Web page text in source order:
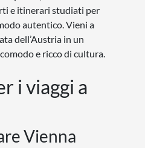
e itinerari studiati per
autentico. Vieni a
dell’Austria in un
e ricco di cultura.
i viaggi a
Vienna